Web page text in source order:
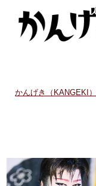
かんげき（KANGEKI）